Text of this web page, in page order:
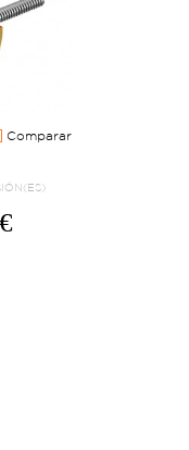
Comparar